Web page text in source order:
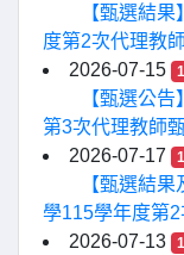
【甄選結
度第2次代理教
2026-07-15
【甄選公
第3次代理教師
2026-07-17
【甄選結
學115學年度第2
2026-07-13